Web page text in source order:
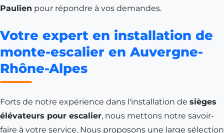
Paulien pour répondre à vos demandes.
Votre expert en installation de
monte-escalier en Auvergne-
Rhône-Alpes
Forts de notre expérience dans l'installation de sièges
élévateurs pour escalier, nous mettons notre savoir-
faire à votre service. Nous proposons une large sélection